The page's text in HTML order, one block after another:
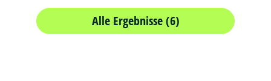
Alle Ergebnisse (6)